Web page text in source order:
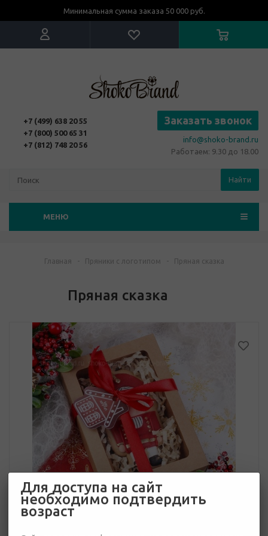
Минимальная сумма заказа 50 000 руб.
+7 (499) 638 20 55
+7 (800) 500 65 31
+7 (812) 748 20 56
Заказать звонок
info@shoko-brand.ru
Работаем: 9.30 до 18.00
Найти
МЕНЮ
Главная - Пряники с логотипом - Пряная сказка
Пряная сказка
Для доступа на сайт
необходимо подтвердить
возраст